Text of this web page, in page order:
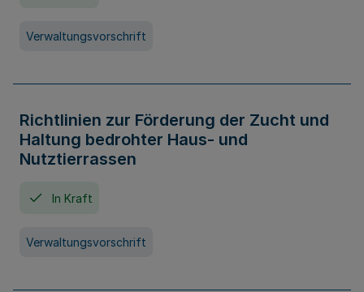
Verwaltungsvorschrift
Richtlinien zur Förderung der Zucht und
Haltung bedrohter Haus- und
Nutztierrassen
In Kraft
Verwaltungsvorschrift